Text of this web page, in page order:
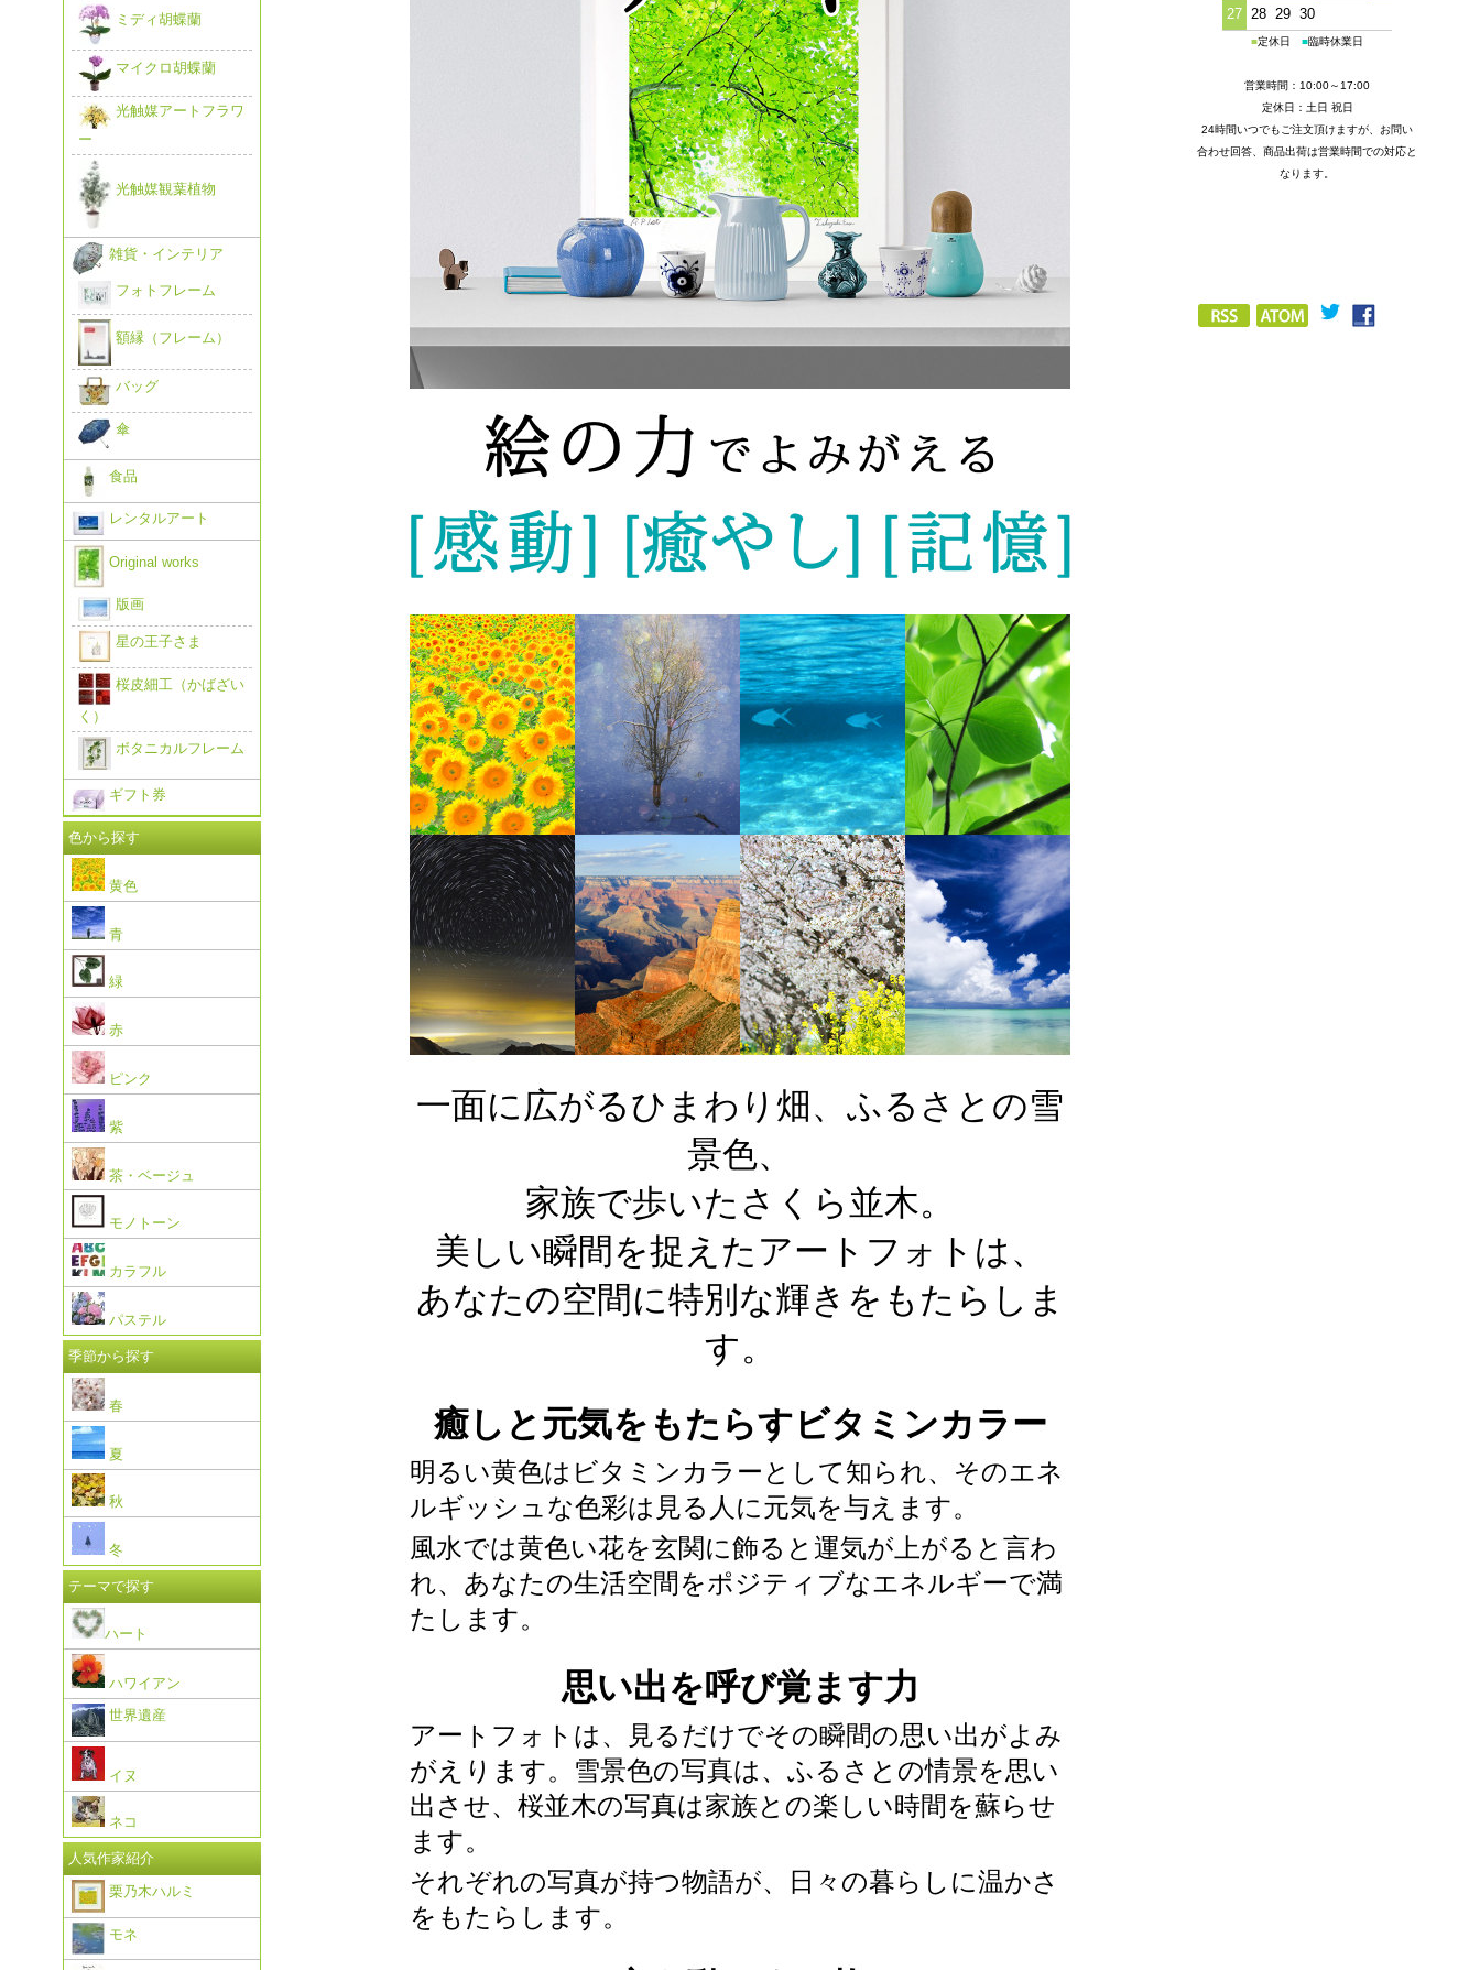
一面に広がるひまわり畑、ふるさとの雪
景色、
家族で歩いたさくら並木。
美しい瞬間を捉えたアートフォトは、
あなたの空間に特別な輝きをもたらしま
す。
癒しと元気をもたらすビタミンカラー
明るい黄色はビタミンカラーとして知られ、そのエネ
ルギッシュな色彩は見る人に元気を与えます。
風水では黄色い花を玄関に飾ると運気が上がると言わ
れ、あなたの生活空間をポジティブなエネルギーで満
たします。
思い出を呼び覚ます力
アートフォトは、見るだけでその瞬間の思い出がよみ
がえります。雪景色の写真は、ふるさとの情景を思い
出させ、桜並木の写真は家族との楽しい時間を蘇らせ
ます。
それぞれの写真が持つ物語が、日々の暮らしに温かさ
をもたらします。
ミディ胡蝶蘭
マイクロ胡蝶蘭
光触媒アートフラワ
ー
光触媒観葉植物
雑貨・インテリア
フォトフレーム
額縁（フレーム）
バッグ
傘
食品
レンタルアート
Original works
版画
星の王子さま
桜皮細工（かばざい
く）
ボタニカルフレーム
ギフト券
色から探す
黄色
青
緑
赤
ピンク
紫
茶・ベージュ
モノトーン
カラフル
パステル
季節から探す
春
夏
秋
冬
テーマで探す
ハート
ハワイアン
世界遺産
イヌ
ネコ
人気作家紹介
栗乃木ハルミ
モネ
27 28 29 30
■定休日 ■臨時休業日
営業時間：10:00～17:00
定休日：土日 祝日
24時間いつでもご注文頂けますが、お問い
合わせ回答、商品出荷は営業時間での対応と
なります。